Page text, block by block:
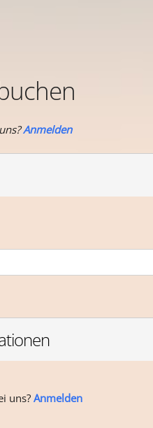
Anmelden
uns?Anmelden